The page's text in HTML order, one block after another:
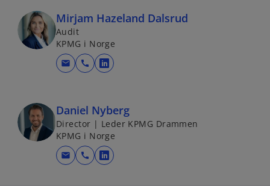
e
w
t
a
e
s
i
n
n
e
w
t
a
Mirjam Hazeland Dalsrud
Audit
KPMG i Norge
mail call
o
n
s
i
n
Daniel Nyberg
Director | Leder KPMG Drammen
KPMG i Norge
mail call
o